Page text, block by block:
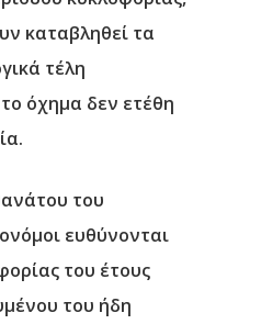
καταβληθεί τα
τέλη
όχημα δεν ετέθη
του
ευθύνονται
του έτους
του ήδη